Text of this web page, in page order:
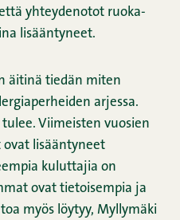
yhteydenotot ruoka-
lisääntyneet.
äitinä tiedän miten
arjessa.
Viimeisten vuosien
lisääntyneet
kuluttajia on
ovat tietoisempia ja
myös löytyy, Myllymäki